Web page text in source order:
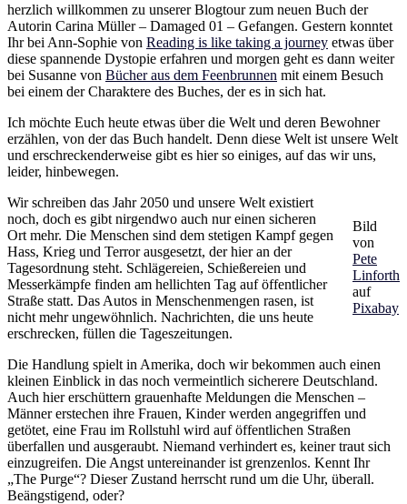
herzlich willkommen zu unserer Blogtour zum neuen Buch der
Autorin Carina Müller – Damaged 01 – Gefangen. Gestern konntet
Ihr bei Ann-Sophie von Reading is like taking a journey etwas über
diese spannende Dystopie erfahren und morgen geht es dann weiter
bei Susanne von Bücher aus dem Feenbrunnen mit einem Besuch
bei einem der Charaktere des Buches, der es in sich hat.
Ich möchte Euch heute etwas über die Welt und deren Bewohner
erzählen, von der das Buch handelt. Denn diese Welt ist unsere Welt
und erschreckenderweise gibt es hier so einiges, auf das wir uns,
leider, hinbewegen.
Bild
von
Pete
Linforth
auf
Pixabay
Wir schreiben das Jahr 2050 und unsere Welt existiert
noch, doch es gibt nirgendwo auch nur einen sicheren
Ort mehr. Die Menschen sind dem stetigen Kampf gegen
Hass, Krieg und Terror ausgesetzt, der hier an der
Tagesordnung steht. Schlägereien, Schießereien und
Messerkämpfe finden am hellichten Tag auf öffentlicher
Straße statt. Das Autos in Menschenmengen rasen, ist
nicht mehr ungewöhnlich. Nachrichten, die uns heute
erschrecken, füllen die Tageszeitungen.
Die Handlung spielt in Amerika, doch wir bekommen auch einen
kleinen Einblick in das noch vermeintlich sicherere Deutschland.
Auch hier erschüttern grauenhafte Meldungen die Menschen –
Männer erstechen ihre Frauen, Kinder werden angegriffen und
getötet, eine Frau im Rollstuhl wird auf öffentlichen Straßen
überfallen und ausgeraubt. Niemand verhindert es, keiner traut sich
einzugreifen. Die Angst untereinander ist grenzenlos. Kennt Ihr
„The Purge“? Dieser Zustand herrscht rund um die Uhr, überall.
Beängstigend, oder?